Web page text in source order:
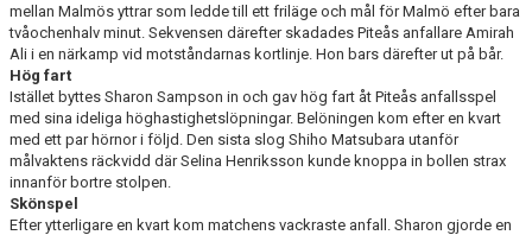
mellan Malmös yttrar som ledde till ett friläge och mål för Malmö efter bara
tvåochenhalv minut. Sekvensen därefter skadades Piteås anfallare Amirah
Ali i en närkamp vid motståndarnas kortlinje. Hon bars därefter ut på bår.
Hög fart
Istället byttes Sharon Sampson in och gav hög fart åt Piteås anfallsspel
med sina ideliga höghastighetslöpningar. Belöningen kom efter en kvart
med ett par hörnor i följd. Den sista slog Shiho Matsubara utanför
målvaktens räckvidd där Selina Henriksson kunde knoppa in bollen strax
innanför bortre stolpen.
Skönspel
Efter ytterligare en kvart kom matchens vackraste anfall. Sharon gjorde en